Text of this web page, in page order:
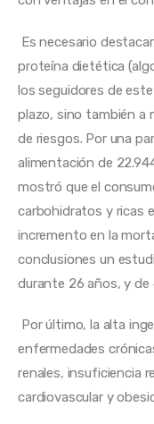
Es necesario
proteína dietética
los seguidores de
plazo, sino también a
de riesgos. Por una
alimentación de
mostró que el
carbohidratos y ricas
incremento en la
conclusiones un
durante 26 años, y
Por último, la alta
enfermedades
renales, insuficiencia
cardiovascular y